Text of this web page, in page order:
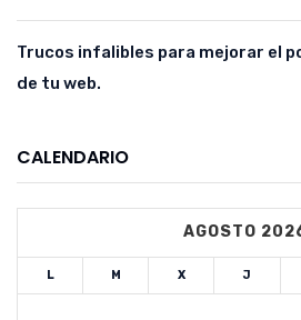
Trucos infalibles para mejorar el
de tu web.
CALENDARIO
AGOSTO
L M X J